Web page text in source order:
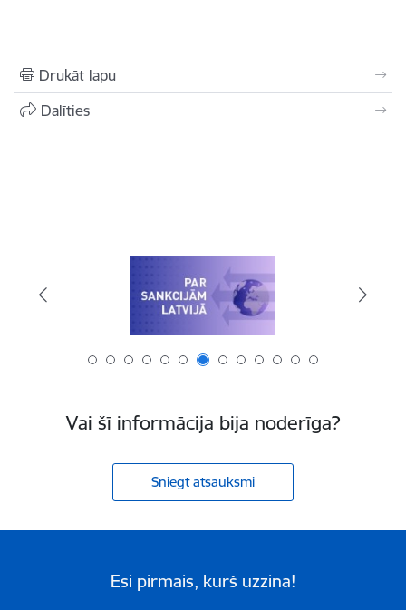
Drukāt lapu
Dalīties
Vai šī informācija bija noderīga?
Sniegt atsauksmi
Esi pirmais, kurš uzzina!